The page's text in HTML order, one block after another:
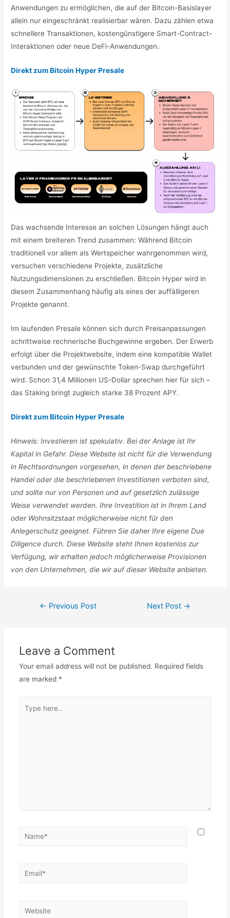
Anwendungen zu ermöglichen, die auf der Bitcoin-Basislayer
allein nur eingeschränkt realisierbar wären. Dazu zählen etwa
schnellere Transaktionen, kostengünstigere Smart-Contract-
Interaktionen oder neue DeFi-Anwendungen.
Direkt zum Bitcoin Hyper Presale
Das wachsende Interesse an solchen Lösungen hängt auch
mit einem breiteren Trend zusammen: Während Bitcoin
traditionell vor allem als Wertspeicher wahrgenommen wird,
versuchen verschiedene Projekte, zusätzliche
Nutzungsdimensionen zu erschließen. Bitcoin Hyper wird in
diesem Zusammenhang häufig als eines der auffälligeren
Projekte genannt.
Im laufenden Presale können sich durch Preisanpassungen
schrittweise rechnerische Buchgewinne ergeben. Der Erwerb
erfolgt über die Projektwebsite, indem eine kompatible Wallet
verbunden und der gewünschte Token-Swap durchgeführt
wird. Schon 31,4 Millionen US-Dollar sprechen hier für sich –
das Staking bringt zugleich starke 38 Prozent APY.
Direkt zum Bitcoin Hyper Presale
Hinweis: Investieren ist spekulativ. Bei der Anlage ist Ihr
Kapital in Gefahr. Diese Website ist nicht für die Verwendung
in Rechtsordnungen vorgesehen, in denen der beschriebene
Handel oder die beschriebenen Investitionen verboten sind,
und sollte nur von Personen und auf gesetzlich zulässige
Weise verwendet werden. Ihre Investition ist in Ihrem Land
oder Wohnsitzstaat möglicherweise nicht für den
Anlegerschutz geeignet. Führen Sie daher Ihre eigene Due
Diligence durch. Diese Website steht Ihnen kostenlos zur
Verfügung, wir erhalten jedoch möglicherweise Provisionen
von den Unternehmen, die wir auf dieser Website anbieten.
Post← Previous Post Next Post →
Leave a Comment
Your email address will not be published. Required fields
are marked *
here..
Name*
Email*
Website